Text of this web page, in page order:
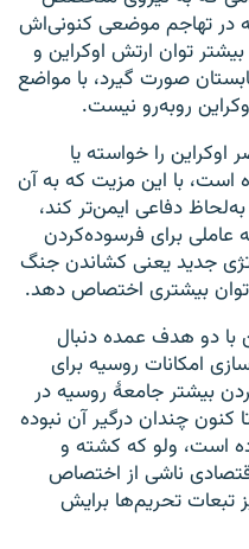
در تهاجم موضعی کنونی‌اش
توان ارتش اوکراین و
صورت گیرد، با مواضع
روبه‌رو نیست.
را خواسته یا
است، با این مزیت که به آن
دفاعی ایمن‌تر کند،
برای فرسوده‌کردن
جدید یعنی کشاندن جنگ
بیشتری اختصاص دهد.
با دو هدف عمده دنبال
امکانات روسیه برای
بیشتر جامعۀ روسیه در
چندان درگیر آن نبوده
است، ولو که کشته و
ناشی از اختصاص
تبعات تحریم‌ها برایش